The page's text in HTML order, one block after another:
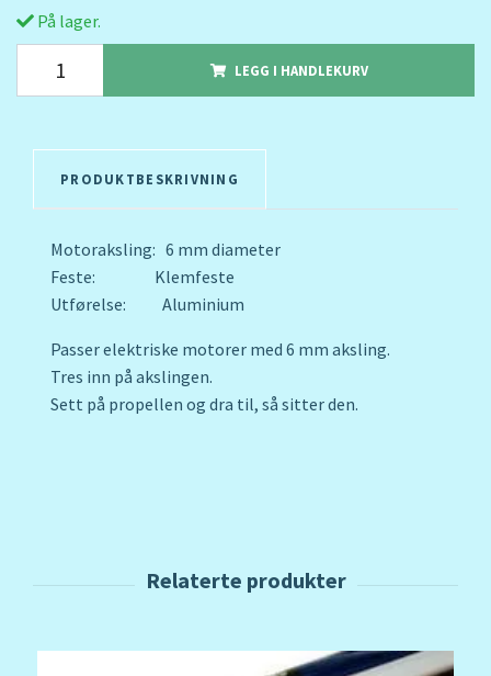
På lager.
LEGG I HANDLEKURV
PRODUKTBESKRIVNING
Motoraksling: 6 mm diameter
Feste: Klemfeste
Utførelse: Aluminium
Passer elektriske motorer med 6 mm aksling.
Tres inn på akslingen.
Sett på propellen og dra til, så sitter den.